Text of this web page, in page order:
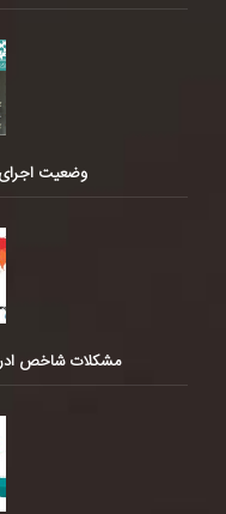
وضعیت
مشکلات شاخص